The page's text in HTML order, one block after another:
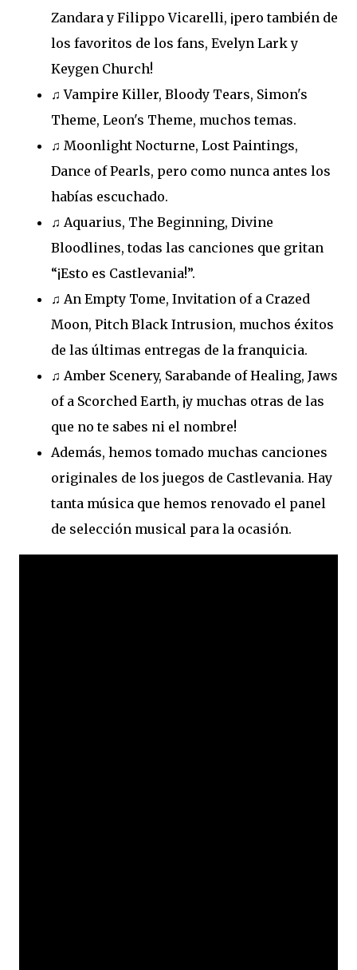
Zandara y Filippo Vicarelli, ¡pero también de
los favoritos de los fans, Evelyn Lark y
Keygen Church!
♫ Vampire Killer, Bloody Tears, Simon's
Theme, Leon's Theme, muchos temas.
♫ Moonlight Nocturne, Lost Paintings,
Dance of Pearls, pero como nunca antes los
habías escuchado.
♫ Aquarius, The Beginning, Divine
Bloodlines, todas las canciones que gritan
“¡Esto es Castlevania!”.
♫ An Empty Tome, Invitation of a Crazed
Moon, Pitch Black Intrusion, muchos éxitos
de las últimas entregas de la franquicia.
♫ Amber Scenery, Sarabande of Healing, Jaws
of a Scorched Earth, ¡y muchas otras de las
que no te sabes ni el nombre!
Además, hemos tomado muchas canciones
originales de los juegos de Castlevania. Hay
tanta música que hemos renovado el panel
de selección musical para la ocasión.